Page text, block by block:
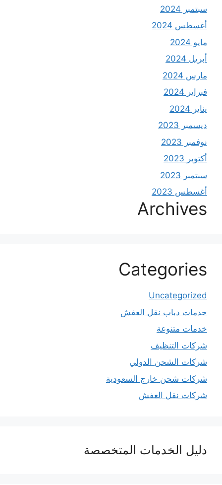
سبتمبر 2024
أغسطس 2024
مايو 2024
أبريل 2024
مارس 2024
فبراير 2024
يناير 2024
ديسمبر 2023
نوفمبر 2023
أكتوبر 2023
سبتمبر 2023
أغسطس 2023
Archives
Categories
Uncategorized
حدمات دباب نقل العفش
خدمات متنوعة
شركات التنظيف
شركات الشحن الدولي
شركات شحن خارج السعودية
شركات نقل العفش
دليل الخدمات المتخصصة